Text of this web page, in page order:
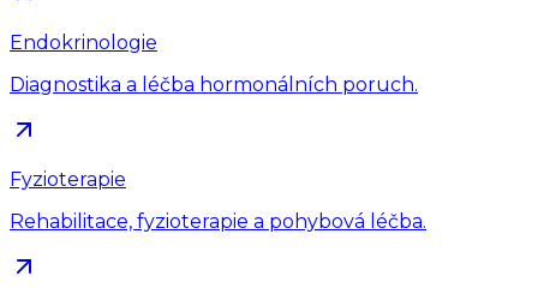
Endokrinologie
Diagnostika a léčba hormonálních poruch.
Fyzioterapie
Rehabilitace, fyzioterapie a pohybová léčba.